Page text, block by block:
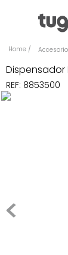
REF: 8853500
Escritorio